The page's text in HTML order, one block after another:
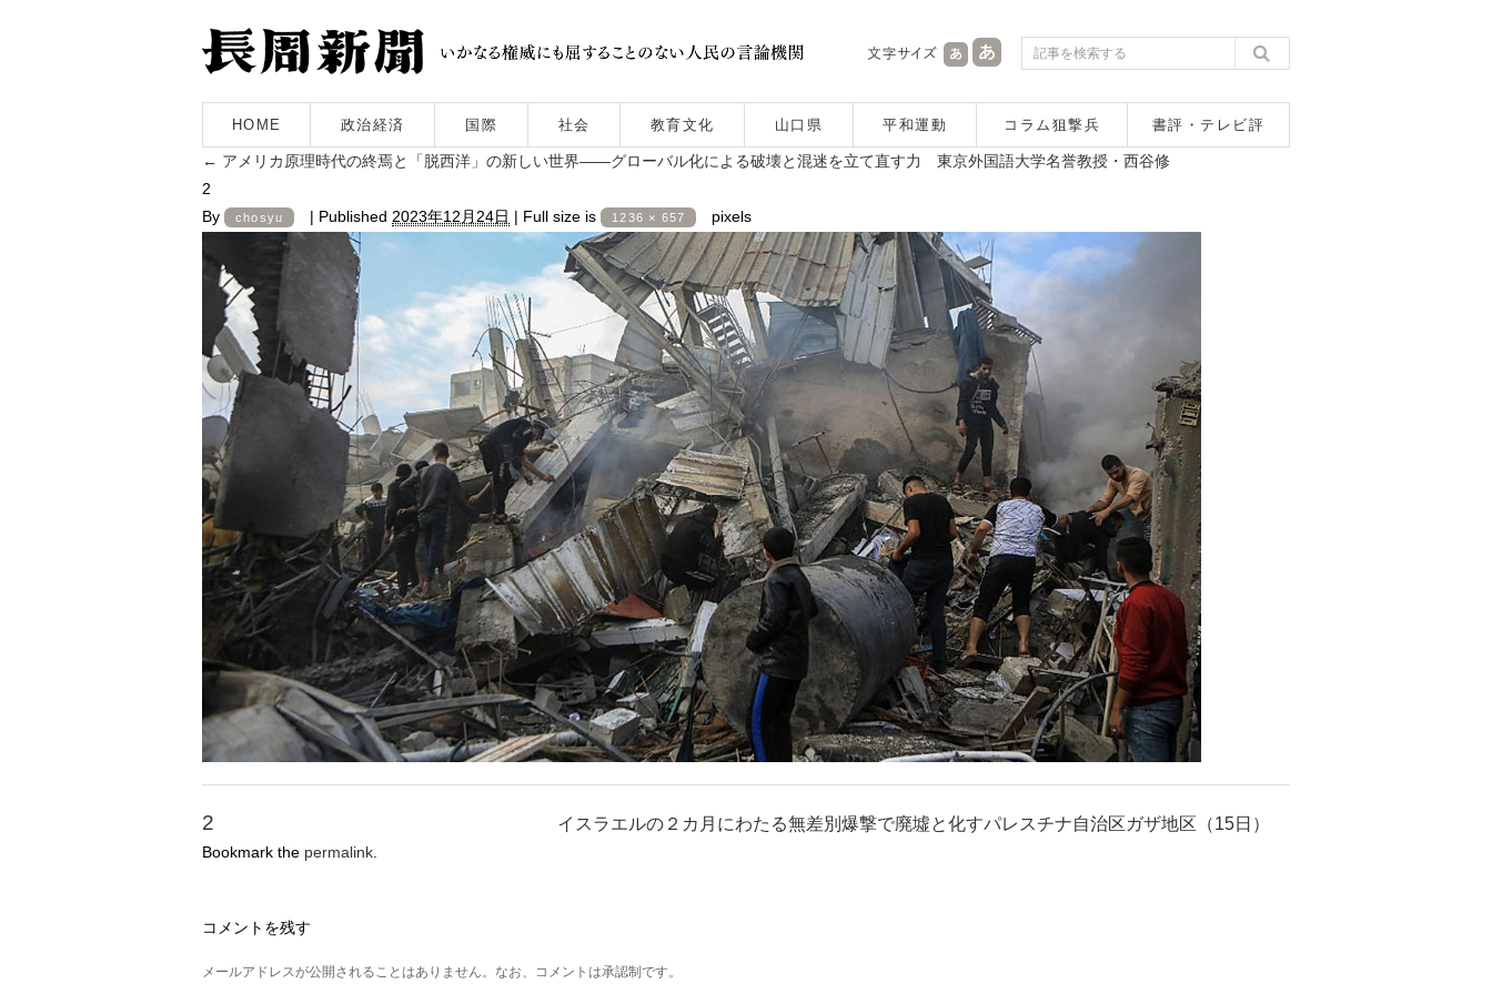
HOME 政治経済 国際 社会 教育文化 山口県 平和運動 コラム狙撃兵 書評・テレビ評
← アメリカ原理時代の終焉と「脱西洋」の新しい世界――グローバル化による破壊と混迷を立て直す力 東京外国語大学名誉教授・西谷修
2
By
chosyu | Published 2023年12月24日 | Full size is 1236 × 657 pixels
2 イスラエルの２カ月にわたる無差別爆撃で廃墟と化すパレスチナ自治区ガザ地区（15日）
Bookmark the permalink.
コメントを残す
メールアドレスが公開されることはありません。なお、コメントは承認制です。